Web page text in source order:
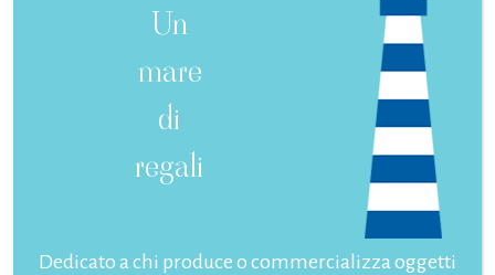
Un
mare
di
regali
Dedicato a chi produce o commercializza oggetti